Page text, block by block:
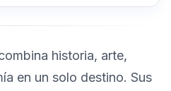
historia, arte,
en un solo destino. Sus